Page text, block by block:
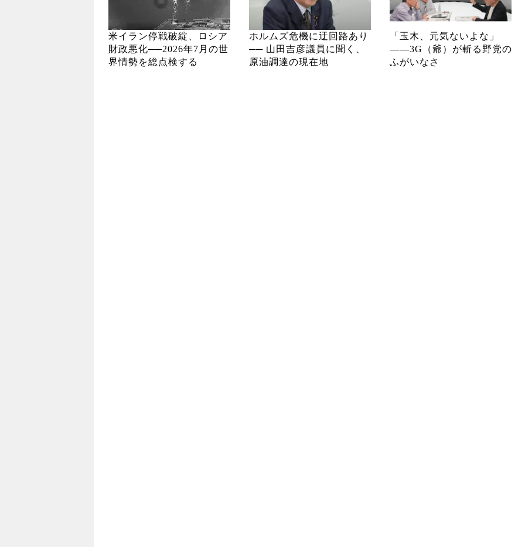
米イラン停戦破綻、ロシア
財政悪化──2026年7月の世
界情勢を総点検する
ホルムズ危機に迂回路あり
── 山田吉彦議員に聞く、
原油調達の現在地
「玉木、元気ないよな」
――3G（爺）が斬る野党の
ふがいなさ